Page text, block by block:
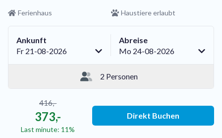
Ferienhaus Haustiere erlaubt
Ankunft
Fr 21-08-2026
Abreise
Mo 24-08-2026
2 Personen
416,-
373,-
Last minute: 11%
Direkt Buchen